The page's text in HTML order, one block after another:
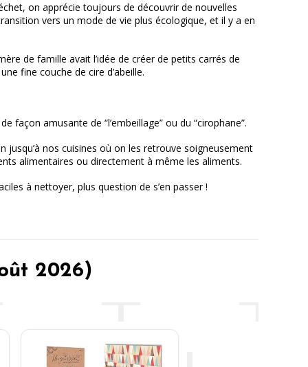
on apprécie toujours de découvrir de nouvelles
vers un mode de vie plus écologique, et il y a en
de famille avait l’idée de créer de petits carrés de
fine couche de cire d’abeille.
façon amusante de “l’embeillage” ou du “cirophane”.
jusqu’à nos cuisines où on les retrouve soigneusement
alimentaires ou directement à même les aliments.
à nettoyer, plus question de s’en passer !
2026)